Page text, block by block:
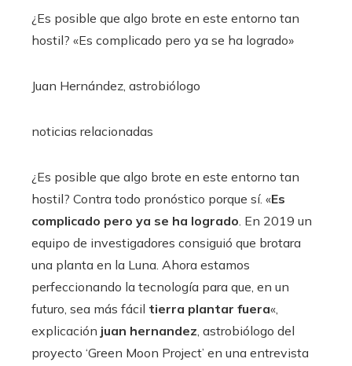
¿Es posible que algo brote en este entorno tan
hostil? «Es complicado pero ya se ha logrado»
Juan Hernández, astrobiólogo
noticias relacionadas
¿Es posible que algo brote en este entorno tan
hostil? Contra todo pronóstico porque sí. «Es
complicado pero ya se ha logrado. En 2019 un
equipo de investigadores consiguió que brotara
una planta en la Luna. Ahora estamos
perfeccionando la tecnología para que, en un
futuro, sea más fácil tierra plantar fuera«,
explicación juan hernandez, astrobiólogo del
proyecto ‘Green Moon Project’ en una entrevista